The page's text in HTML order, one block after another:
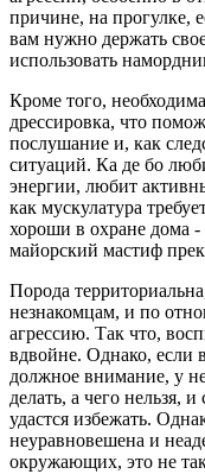
причине, на прогулке,
вам нужно держать
использовать
Кроме того,
дрессировка, что
послушание и, как
ситуаций. Ка де бо
энергии, любит
как мускулатура
хороши в охране дома -
майорский мастиф
Порода
незнакомцам, и по
агрессию. Так что,
вдвойне. Однако, если
должное внимание, у
делать, а чего нельзя,
удастся избежать.
неуравновешена и
окружающих, это не